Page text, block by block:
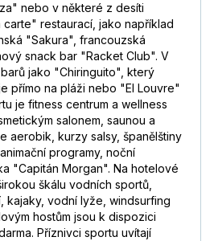
nebo v některé z desíti
restaurací, jako například
"Sakura", francouzská
snack bar "Racket Club". V
jako "Chiringuito", který
přímo na pláži nebo "El Louvre"
je fitness centrum a wellness
salonem, saunou a
aerobik, kurzy salsy, španělštiny
programy, noční
"Capitán Morgan". Na hotelové
škálu vodních sportů,
kajaky, vodní lyže, windsurfing
hostům jsou k dispozici
Příznivci sportu uvítají